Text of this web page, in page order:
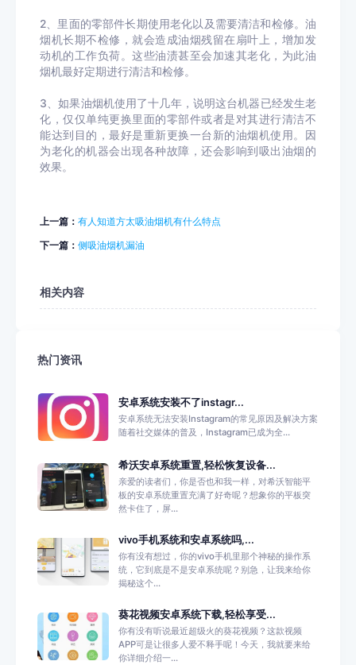
2、里面的零部件长期使用老化以及需要清洁和检修。油
烟机长期不检修，就会造成油烟残留在扇叶上，增加发
动机的工作负荷。这些油渍甚至会加速其老化，为此油
烟机最好定期进行清洁和检修。
3、如果油烟机使用了十几年，说明这台机器已经发生老
化，仅仅单纯更换里面的零部件或者是对其进行清洁不
能达到目的，最好是重新更换一台新的油烟机使用。因
为老化的机器会出现各种故障，还会影响到吸出油烟的
效果。
上一篇： 有人知道方太吸油烟机有什么特点
下一篇： 侧吸油烟机漏油
相关内容
热门资讯
安卓系统安装不了instagr...
安卓系统无法安装Instagram的常见原因及解决方案
随着社交媒体的普及，Instagram已成为全...
希沃安卓系统重置,轻松恢复设备...
亲爱的读者们，你是否也和我一样，对希沃智能平
板的安卓系统重置充满了好奇呢？想象你的平板突
然卡住了，屏...
vivo手机系统和安卓系统吗,...
你有没有想过，你的vivo手机里那个神秘的操作系
统，它到底是不是安卓系统呢？别急，让我来给你
揭秘这个...
葵花视频安卓系统下载,轻松享受...
你有没有听说最近超级火的葵花视频？这款视频
APP可是让很多人爱不释手呢！今天，我就要来给
你详细介绍一...